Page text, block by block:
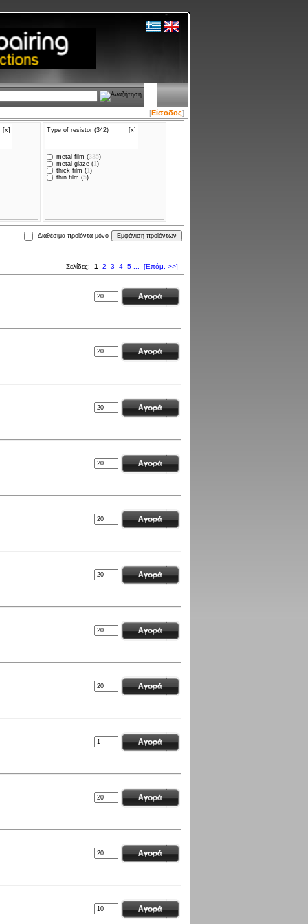
[Είσοδος]
[x] Type of resistor (342) [x]
metal film (335)
metal glaze (1)
thick film (1)
thin film (5)
Διαθέσιμα προϊόντα μόνο
Σελίδες: 1 2 3 4 5 [Επόμ. >>]